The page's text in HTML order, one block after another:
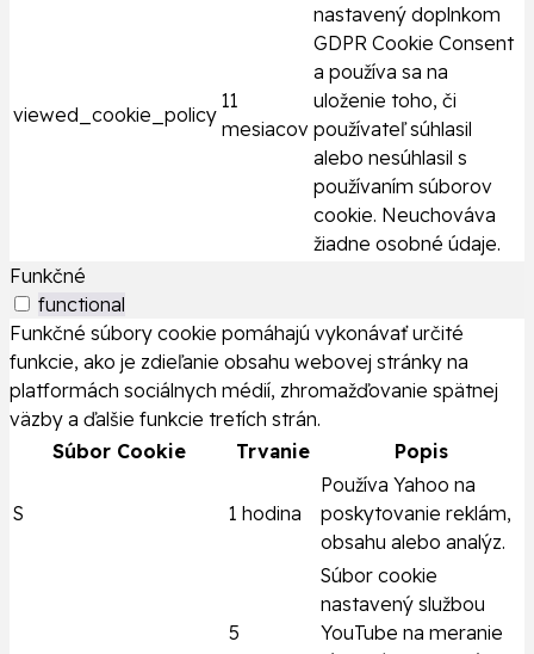
viewed_cookie_policy
11
mesiacov
nastavený doplnkom
GDPR Cookie Consent
a používa sa na
uloženie toho, či
používateľ súhlasil
alebo nesúhlasil s
používaním súborov
cookie. Neuchováva
žiadne osobné údaje.
Funkčné
functional
Funkčné súbory cookie pomáhajú vykonávať určité
funkcie, ako je zdieľanie obsahu webovej stránky na
platformách sociálnych médií, zhromažďovanie spätnej
väzby a ďalšie funkcie tretích strán.
Súbor Cookie
Trvanie Popis
S 1 hodina
Používa Yahoo na
poskytovanie reklám,
obsahu alebo analýz.
5
Súbor cookie
nastavený službou
YouTube na meranie